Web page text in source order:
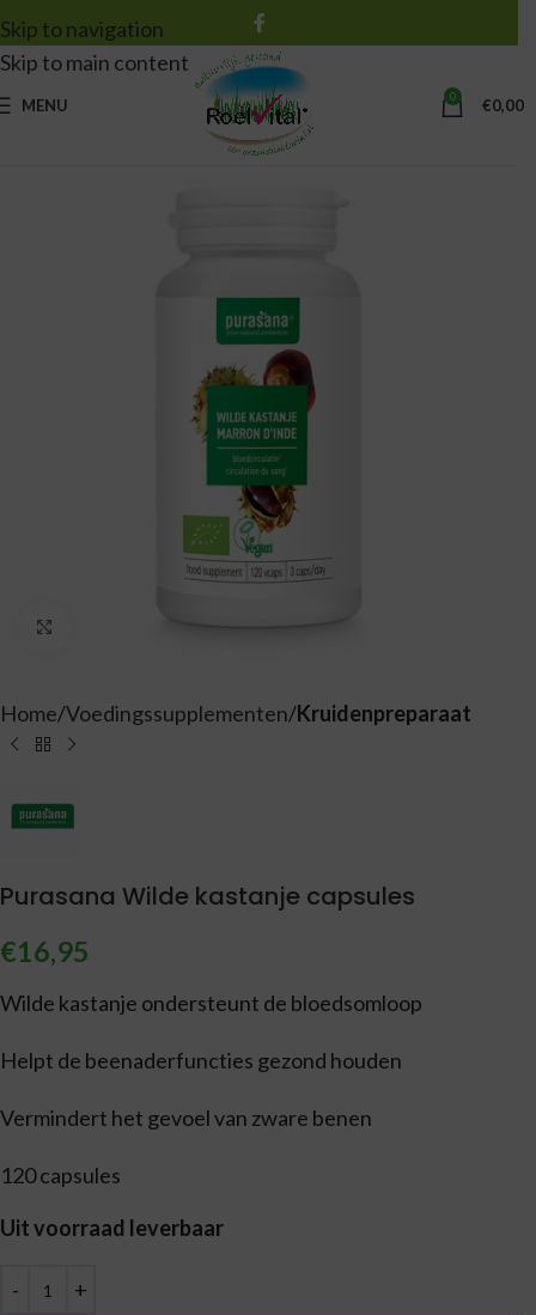
Skip to navigation
Skip to main content
MENU 0 €0,00
Home Voedingssupplementen Kruidenpreparaat
Purasana Wilde kastanje capsules
€16,95
Wilde kastanje ondersteunt de bloedsomloop
Helpt de beenaderfuncties gezond houden
Vermindert het gevoel van zware benen
120 capsules
Uit voorraad leverbaar
Alternative: